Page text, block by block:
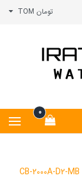
تومان TOM
0